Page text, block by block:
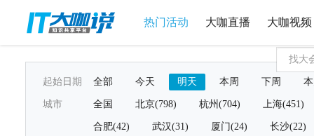
热门活动 大咖直播 大咖视频
起始日期 全部 今天 明天 本周 下周
城市 全国 北京(798) 杭州(704) 上海(451)
合肥(42) 武汉(31) 厦门(24) 长沙(22)